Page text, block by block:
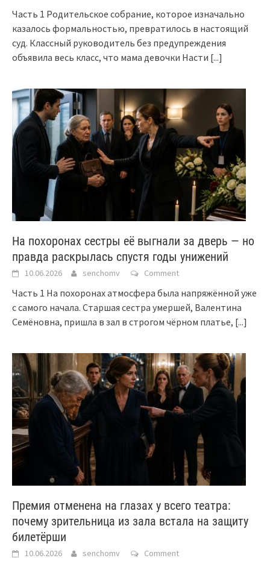
Часть 1 Родительское собрание, которое изначально
казалось формальностью, превратилось в настоящий
суд. Классный руководитель без предупреждения
объявила весь класс, что мама девочки Насти [...]
На похоронах сестры её выгнали за дверь — но
правда раскрылась спустя годы унижений
10.06.2026 senchomv Comment
Часть 1 На похоронах атмосфера была напряжённой уже
с самого начала. Старшая сестра умершей, Валентина
Семёновна, пришла в зал в строгом чёрном платье, [...]
Премия отменена на глазах у всего театра:
почему зрительница из зала встала на защиту
билетёрши
10.06.2026 senchomv Comment